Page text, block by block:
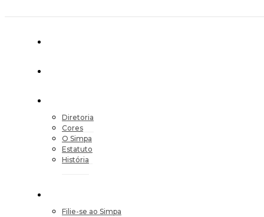
Diretoria
Cores
O Simpa
Estatuto
História
Filie-se ao Simpa